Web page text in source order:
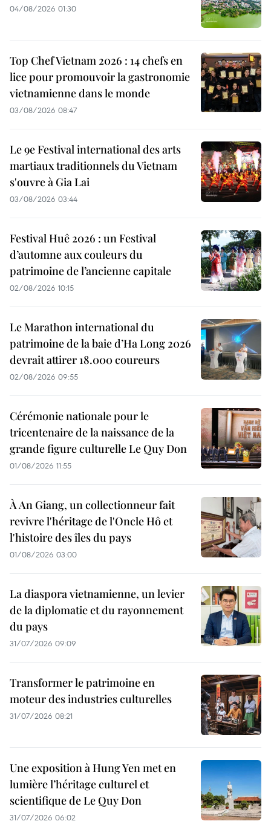
04/08/2026 01:30
Top Chef Vietnam 2026 : 14 chefs en
lice pour promouvoir la gastronomie
vietnamienne dans le monde
03/08/2026 08:47
Le 9e Festival international des arts
martiaux traditionnels du Vietnam
s'ouvre à Gia Lai
03/08/2026 03:44
Festival Huê 2026 : un Festival
d’automne aux couleurs du
patrimoine de l’ancienne capitale
02/08/2026 10:15
Le Marathon international du
patrimoine de la baie d’Ha Long 2026
devrait attirer 18.000 coureurs
02/08/2026 09:55
Cérémonie nationale pour le
tricentenaire de la naissance de la
grande figure culturelle Le Quy Don
01/08/2026 11:55
À An Giang, un collectionneur fait
revivre l'héritage de l'Oncle Hô et
l'histoire des îles du pays
01/08/2026 03:00
La diaspora vietnamienne, un levier
de la diplomatie et du rayonnement
du pays
31/07/2026 09:09
Transformer le patrimoine en
moteur des industries culturelles
31/07/2026 08:21
Une exposition à Hung Yen met en
lumière l’héritage culturel et
scientifique de Le Quy Don
31/07/2026 06:02